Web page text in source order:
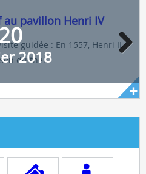
2018
au pavillon Henri IV
guidée : En 1557, Henri II
du thé...